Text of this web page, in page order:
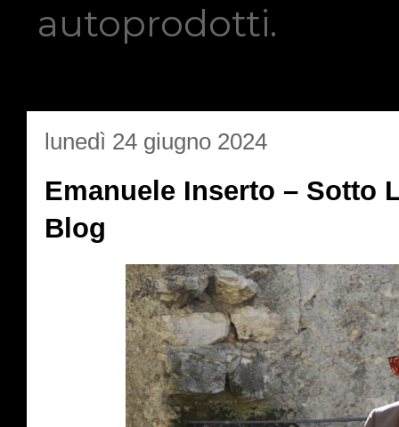
autoprodotti.
lunedì 24 giugno 2024
Emanuele Inserto – Sotto
Blog